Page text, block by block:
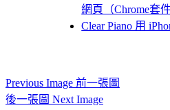
網頁（Chrome套件
Clear Piano 用
Previous Image 前一張圖
後一張圖 Next Image